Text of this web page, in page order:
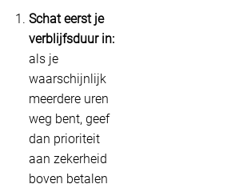
Schat eerst je
verblijfsduur in:
als je
waarschijnlijk
meerdere uren
weg bent, geef
dan prioriteit
aan zekerheid
boven betalen